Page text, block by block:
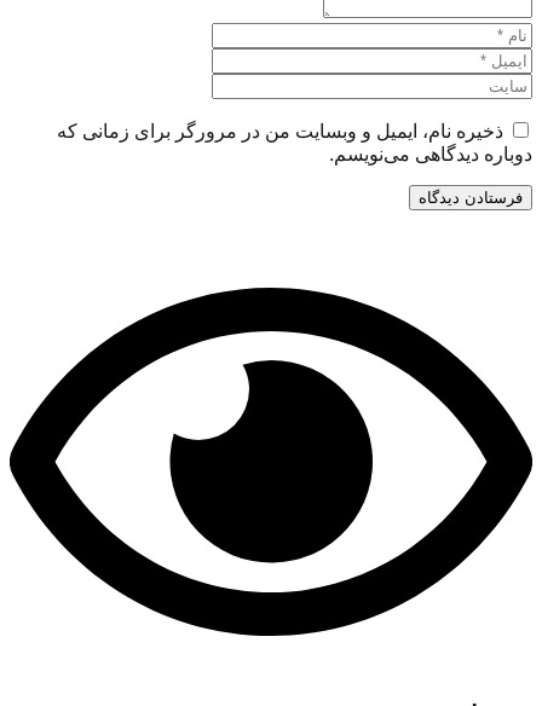
ذخیره نام، ایمیل و وبسایت من در مرورگر برای زمانی که
دوباره دیدگاهی می‌نویسم.